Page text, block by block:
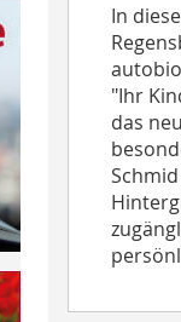
In
"Ihr
das